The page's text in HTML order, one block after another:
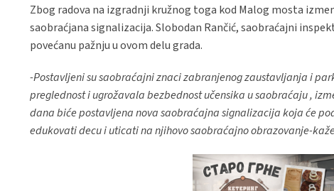
Zbog radova na izgradnji kružnog toga kod Malog mosta
saobraćjana signalizacija. Slobodan Rančić, saobraćajni
povećanu pažnju u ovom delu grada.
-Postavljeni su saobraćajni znaci zabranjenog zaustavljanja i
preglednost i ugrožavala bezbednost učensika u saobraćaju ,
dana biće postavljena nova saobraćajna signalizacija koja će
edukovati decu i uticati na njihovo saobraćajno obrazovanje-